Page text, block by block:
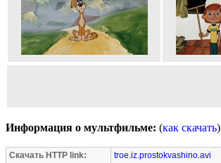
Информация о мультфильме: (как скачать)
Скачать HTTP link:
troe.iz.prostokvashino.avi